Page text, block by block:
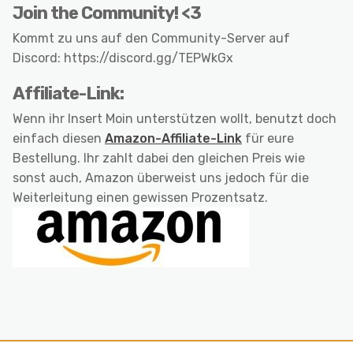
Join the Community! <3
Kommt zu uns auf den Community-Server auf
Discord: https://discord.gg/TEPWkGx
Affiliate-Link:
Wenn ihr Insert Moin unterstützen wollt, benutzt doch
einfach diesen Amazon-Affiliate-Link für eure
Bestellung. Ihr zahlt dabei den gleichen Preis wie
sonst auch, Amazon überweist uns jedoch für die
Weiterleitung einen gewissen Prozentsatz.